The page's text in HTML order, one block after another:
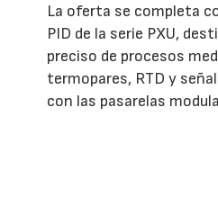
La oferta se completa
PID de la serie PXU,
preciso de procesos
termopares, RTD y
con las pasarelas